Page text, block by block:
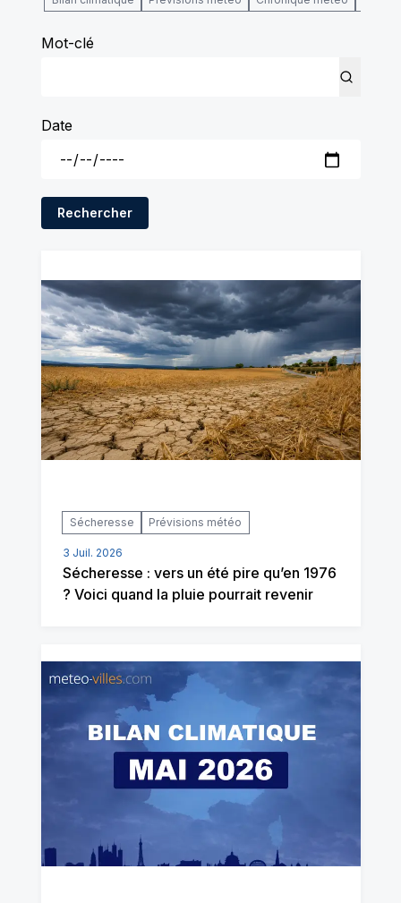
Mot-clé
Date
Rechercher
Sécheresse Prévisions météo
3 Juil. 2026
Sécheresse : vers un été pire qu’en 1976
? Voici quand la pluie pourrait revenir